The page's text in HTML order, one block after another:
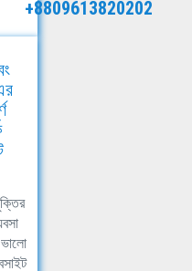
+8809613820202